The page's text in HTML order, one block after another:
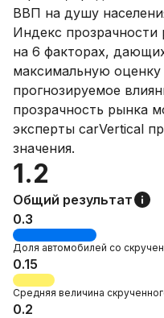
ВВП на душу
Индекс
на 6 факторах,
максимальную оценку
прогнозируемое
прозрачность рынка
эксперты carVertical
значения.
1.2
Общий результат
0.3
Доля автомобилей со
0.15
Средняя величина
0.2